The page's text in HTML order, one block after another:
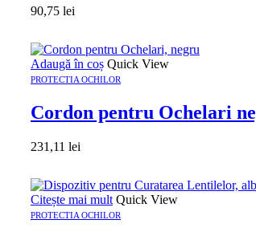
90,75 lei
Adaugă în coș Quick View
PROTECTIA OCHILOR
Cordon pentru Ochelari
231,11 lei
Citește mai mult Quick View
PROTECTIA OCHILOR